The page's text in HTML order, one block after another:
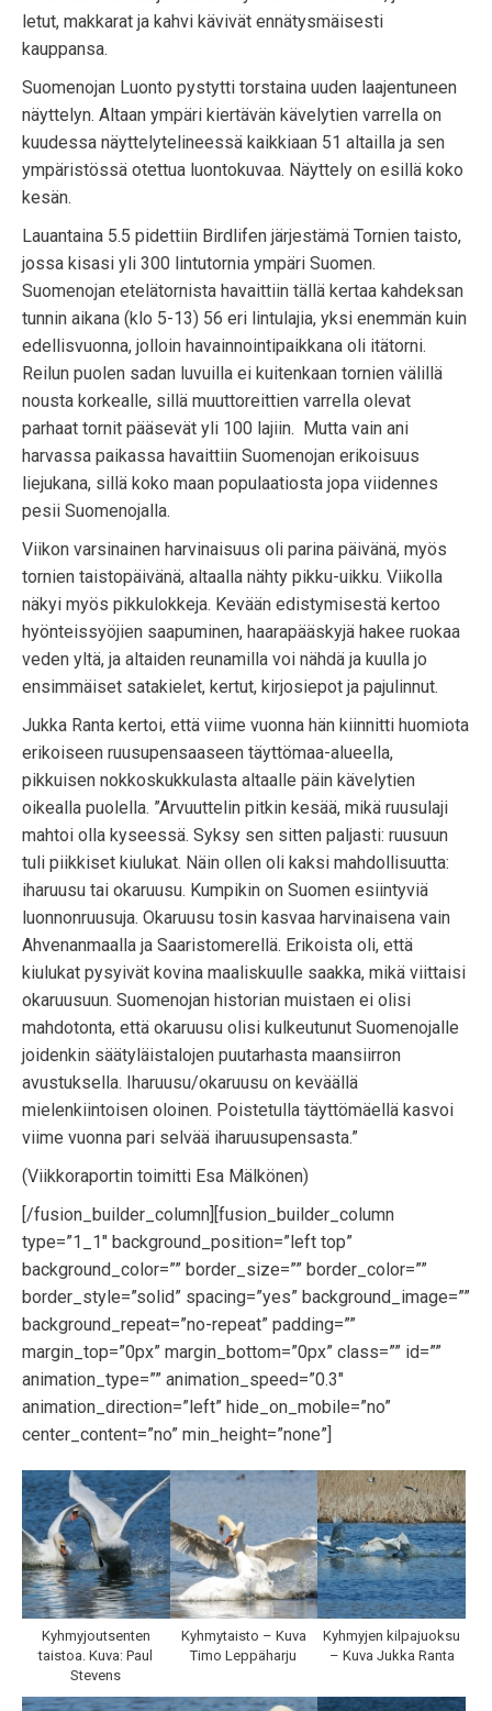
letut, makkarat ja kahvi kävivät ennätysmäisesti
kauppansa.
Suomenojan Luonto pystytti torstaina uuden laajentuneen
näyttelyn. Altaan ympäri kiertävän kävelytien varrella on
kuudessa näyttelytelineessä kaikkiaan 51 altailla ja sen
ympäristössä otettua luontokuvaa. Näyttely on esillä koko
kesän.
Lauantaina 5.5 pidettiin Birdlifen järjestämä Tornien taisto,
jossa kisasi yli 300 lintutornia ympäri Suomen.
Suomenojan etelätornista havaittiin tällä kertaa kahdeksan
tunnin aikana (klo 5-13) 56 eri lintulajia, yksi enemmän kuin
edellisvuonna, jolloin havainnointipaikkana oli itätorni.
Reilun puolen sadan luvuilla ei kuitenkaan tornien välillä
nousta korkealle, sillä muuttoreittien varrella olevat
parhaat tornit pääsevät yli 100 lajiin. Mutta vain ani
harvassa paikassa havaittiin Suomenojan erikoisuus
liejukana, sillä koko maan populaatiosta jopa viidennes
pesii Suomenojalla.
Viikon varsinainen harvinaisuus oli parina päivänä, myös
tornien taistopäivänä, altaalla nähty pikku-uikku. Viikolla
näkyi myös pikkulokkeja. Kevään edistymisestä kertoo
hyönteissyöjien saapuminen, haarapääskyjä hakee ruokaa
veden yltä, ja altaiden reunamilla voi nähdä ja kuulla jo
ensimmäiset satakielet, kertut, kirjosiepot ja pajulinnut.
Jukka Ranta kertoi, että viime vuonna hän kiinnitti huomiota
erikoiseen ruusupensaaseen täyttömaa-alueella,
pikkuisen nokkoskukkulasta altaalle päin kävelytien
oikealla puolella. ”Arvuuttelin pitkin kesää, mikä ruusulaji
mahtoi olla kyseessä. Syksy sen sitten paljasti: ruusuun
tuli piikkiset kiulukat. Näin ollen oli kaksi mahdollisuutta:
iharuusu tai okaruusu. Kumpikin on Suomen esiintyviä
luonnonruusuja. Okaruusu tosin kasvaa harvinaisena vain
Ahvenanmaalla ja Saaristomerellä. Erikoista oli, että
kiulukat pysyivät kovina maaliskuulle saakka, mikä viittaisi
okaruusuun. Suomenojan historian muistaen ei olisi
mahdotonta, että okaruusu olisi kulkeutunut Suomenojalle
joidenkin säätyläistalojen puutarhasta maansiirron
avustuksella. Iharuusu/okaruusu on keväällä
mielenkiintoisen oloinen. Poistetulla täyttömäellä kasvoi
viime vuonna pari selvää iharuusupensasta.”
(Viikkoraportin toimitti Esa Mälkönen)
[/fusion_builder_column][fusion_builder_column
type=”1_1″ background_position=”left top”
background_color=”” border_size=”” border_color=””
border_style=”solid” spacing=”yes” background_image=””
background_repeat=”no-repeat” padding=””
margin_top=”0px” margin_bottom=”0px” class=”” id=””
animation_type=”” animation_speed=”0.3″
animation_direction=”left” hide_on_mobile=”no”
center_content=”no” min_height=”none”]
Kyhmyjoutsenten
taistoa. Kuva: Paul
Stevens
Kyhmytaisto – Kuva
Timo Leppäharju
Kyhmyjen kilpajuoksu
– Kuva Jukka Ranta